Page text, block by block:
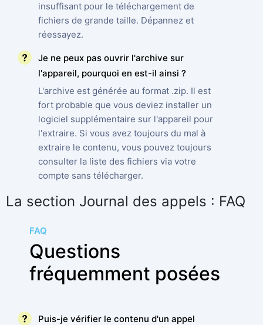
insuffisant pour le téléchargement de
fichiers de grande taille. Dépannez et
réessayez.
Je ne peux pas ouvrir l'archive sur
l'appareil, pourquoi en est-il ainsi ?
L'archive est générée au format .zip. Il est
fort probable que vous deviez installer un
logiciel supplémentaire sur l'appareil pour
l'extraire. Si vous avez toujours du mal à
extraire le contenu, vous pouvez toujours
consulter la liste des fichiers via votre
compte sans télécharger.
La section Journal des appels : FAQ
FAQ
Questions
fréquemment posées
Puis-je vérifier le contenu d'un appel